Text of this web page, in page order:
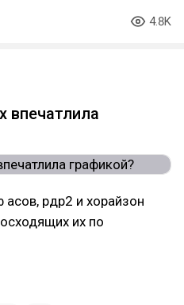
4.8K
впечатлила
асов, рдр2 и хорайзон
их по